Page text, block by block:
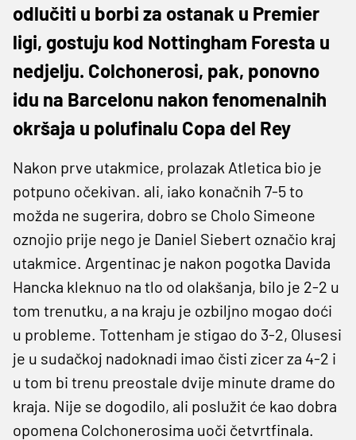
odlučiti u borbi za ostanak u Premier
ligi, gostuju kod Nottingham Foresta u
nedjelju. Colchonerosi, pak, ponovno
idu na Barcelonu nakon fenomenalnih
okršaja u polufinalu Copa del Rey
Nakon prve utakmice, prolazak Atletica bio je
potpuno očekivan. ali, iako konačnih 7-5 to
možda ne sugerira, dobro se Cholo Simeone
oznojio prije nego je Daniel Siebert označio kraj
utakmice. Argentinac je nakon pogotka Davida
Hancka kleknuo na tlo od olakšanja, bilo je 2-2 u
tom trenutku, a na kraju je ozbiljno mogao doći
u probleme. Tottenham je stigao do 3-2, Olusesi
je u sudačkoj nadoknadi imao čisti zicer za 4-2 i
u tom bi trenu preostale dvije minute drame do
kraja. Nije se dogodilo, ali poslužit će kao dobra
opomena Colchonerosima uoči četvrtfinala.